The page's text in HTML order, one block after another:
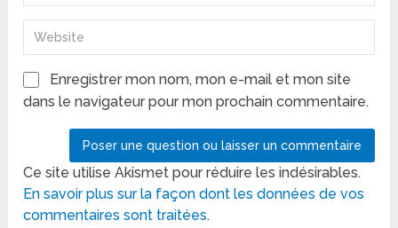
Enregistrer mon nom, mon e-mail et mon site
dans le navigateur pour mon prochain commentaire.
Ce site utilise Akismet pour réduire les indésirables.
En savoir plus sur la façon dont les données de vos
commentaires sont traitées.